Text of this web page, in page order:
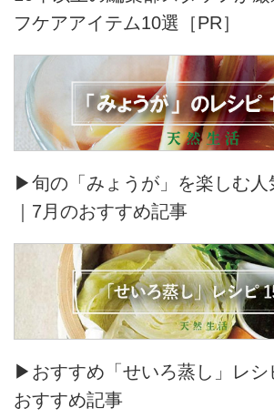
フケアアイテム10選［PR］
▶旬の「みょうが」を楽しむ人
｜7月のおすすめ記事
▶おすすめ「せいろ蒸し」レシ
おすすめ記事